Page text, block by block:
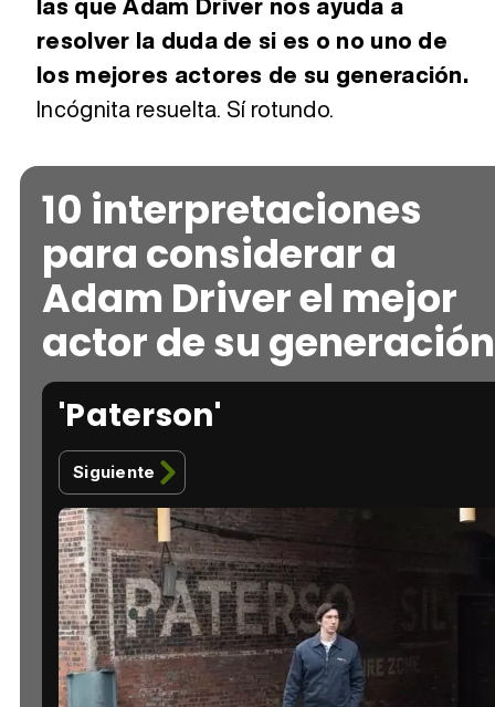
resolver la duda de si es o no uno de
los mejores actores de su generación.
Incógnita resuelta. Sí rotundo.
10 interpretaciones
para considerar a
Adam Driver el mejor
actor de su generación
'Paterson'
Siguiente